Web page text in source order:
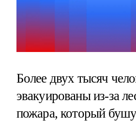
Более двух тысяч
эвакуированы из-за
пожара, который